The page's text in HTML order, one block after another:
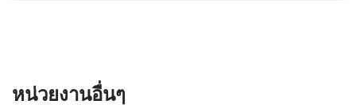
หน่วยงานอื่นๆ